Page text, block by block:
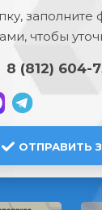
чтобы
8 (812) 604-
ОТПРАВИТЬ